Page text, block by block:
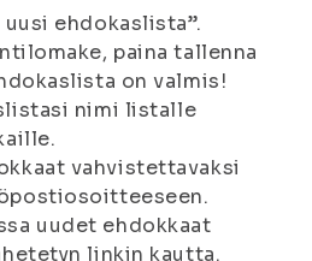
ehdokaslista”.
paina tallenna
on valmis!
nimi listalle
vahvistettavaksi
uudet ehdokkaat
linkin kautta.